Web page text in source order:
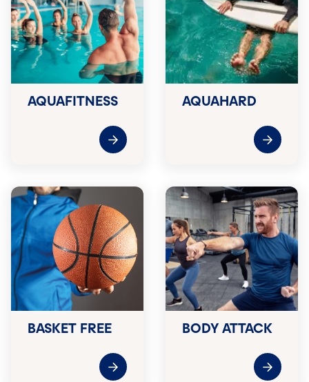
AQUAFITNESS AQUAHARD
BASKET FREE BODY ATTACK